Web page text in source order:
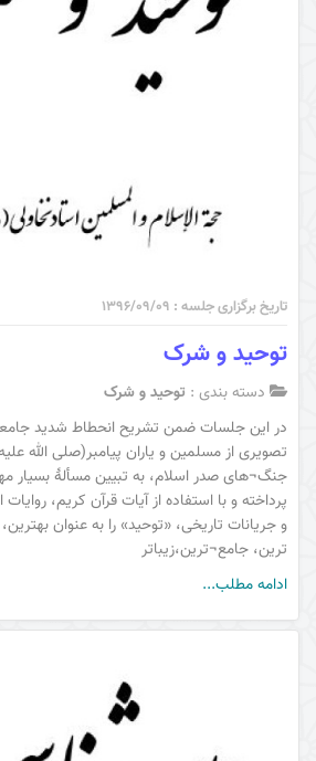
تاریخ برگزاری جلسه : ۱۳۹۶/۰۹/۰۹
توحید و شرک
دسته بندی : توحید و شرک
در این جلسات ضمن تشریح انحطاط شدید جامعۀ
تصویری از مسلمین و یاران پیامبر(صلی الله
جنگ¬های صدر اسلام، به تبیین مسألۀ بسیار
پرداخته و با استفاده از آیات قرآن کریم،
و جریانات تاریخی، «توحید» را به عنوان
ترین، جامع¬ترین،زیباتر
ادامه مطلب...